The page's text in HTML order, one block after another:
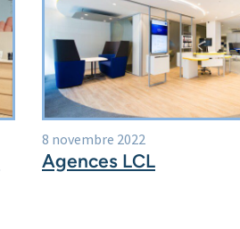
8 novembre 2022
Agences LCL